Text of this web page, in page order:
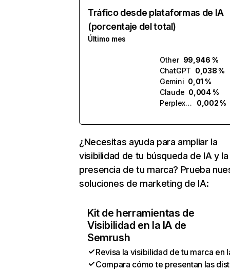
Tráfico desde plataformas de IA
(porcentaje del total)
Último mes
Other 99,946 %
ChatGPT 0,038 %
Gemini 0,01 %
Claude 0,004 %
Perplexity
0,002 %
¿Necesitas ayuda para ampliar la
visibilidad de tu búsqueda de IA y la
presencia de tu marca? Prueba
soluciones de marketing de IA:
Kit de herramientas de
Visibilidad en la IA de
Semrush
Revisa la visibilidad de tu marca en
Compara cómo te presentan las